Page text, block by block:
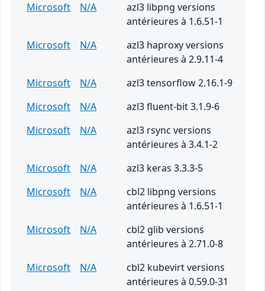
Microsoft
N/A
azl3 libpng versions
antérieures à 1.6.51-1
Microsoft
N/A
azl3 haproxy versions
antérieures à 2.9.11-4
Microsoft
N/A
azl3 tensorflow 2.16.1-9
Microsoft
N/A
azl3 fluent-bit 3.1.9-6
Microsoft
N/A
azl3 rsync versions
antérieures à 3.4.1-2
Microsoft
N/A
azl3 keras 3.3.3-5
Microsoft
N/A
cbl2 libpng versions
antérieures à 1.6.51-1
Microsoft
N/A
cbl2 glib versions
antérieures à 2.71.0-8
Microsoft
N/A
cbl2 kubevirt versions
antérieures à 0.59.0-31